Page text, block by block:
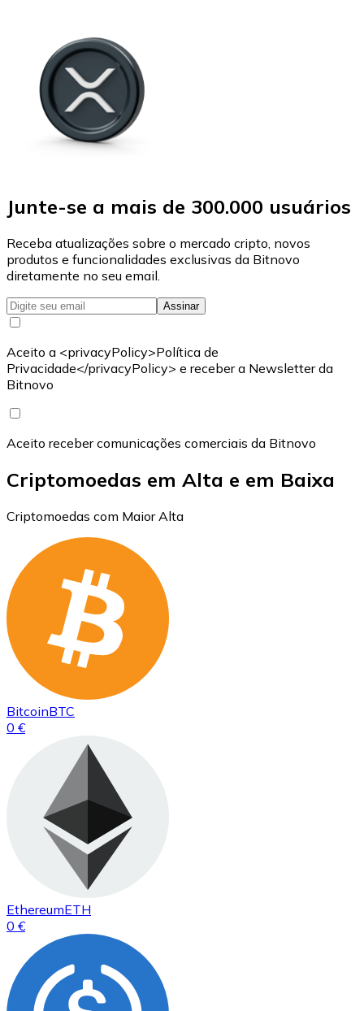
Junte-se a mais de 300.000 usuários
Receba atualizações sobre o mercado cripto, novos
produtos e funcionalidades exclusivas da Bitnovo
diretamente no seu email.
Assinar
Aceito a <privacyPolicy>Política de
Privacidade</privacyPolicy> e receber a Newsletter da
Bitnovo
Aceito receber comunicações comerciais da Bitnovo
Criptomoedas em Alta e em Baixa
Criptomoedas com Maior Alta
BitcoinBTC
0 €
EthereumETH
0 €